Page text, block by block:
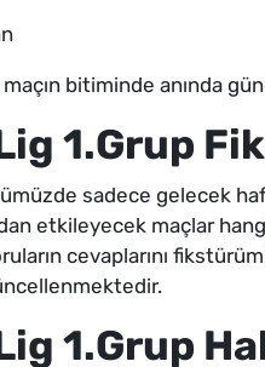
bitiminde anında
1.Grup
sadece gelecek
etkileyecek maçlar
cevaplarını
1.Grup